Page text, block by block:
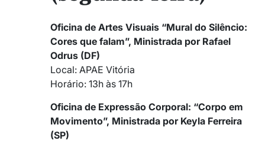
Oficina de Artes Visuais “Mural do Silêncio:
Cores que falam”, Ministrada por Rafael
Odrus (DF)
Local: APAE Vitória
Horário: 13h às 17h
Oficina de Expressão Corporal: “Corpo em
Movimento”, Ministrada por Keyla Ferreira
(SP)